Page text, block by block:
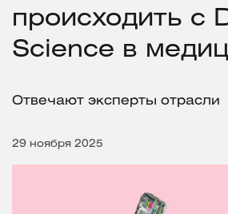
происходить с
Science в
Отвечают эксперты отрасли
29 ноября 2025